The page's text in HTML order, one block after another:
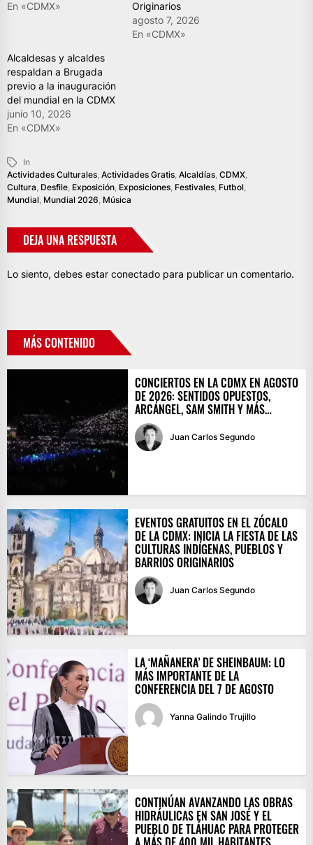
En «CDMX»
Originarios
agosto 7, 2026
En «CDMX»
Alcaldesas y alcaldes
respaldan a Brugada
previo a la inauguración
del mundial en la CDMX
junio 10, 2026
En «CDMX»
In
Actividades Culturales Actividades Gratis Alcaldías CDMX
Cultura Desfile Exposición Exposiciones Festivales Futbol
Mundial Mundial 2026 Música
DEJA UNA RESPUESTA
Lo siento, debes estar conectado para publicar un comentario.
MÁS CONTENIDO
CONCIERTOS EN LA CDMX EN AGOSTO
DE 2026: SENTIDOS OPUESTOS,
ARCÁNGEL, SAM SMITH Y MÁS…
Juan Carlos Segundo
EVENTOS GRATUITOS EN EL ZÓCALO
DE LA CDMX: INICIA LA FIESTA DE LAS
CULTURAS INDÍGENAS, PUEBLOS Y
BARRIOS ORIGINARIOS
Juan Carlos Segundo
LA ‘MAÑANERA’ DE SHEINBAUM: LO
MÁS IMPORTANTE DE LA
CONFERENCIA DEL 7 DE AGOSTO
Yanna Galindo Trujillo
CONTINÚAN AVANZANDO LAS OBRAS
HIDRÁULICAS EN SAN JOSÉ Y EL
PUEBLO DE TLÁHUAC PARA PROTEGER